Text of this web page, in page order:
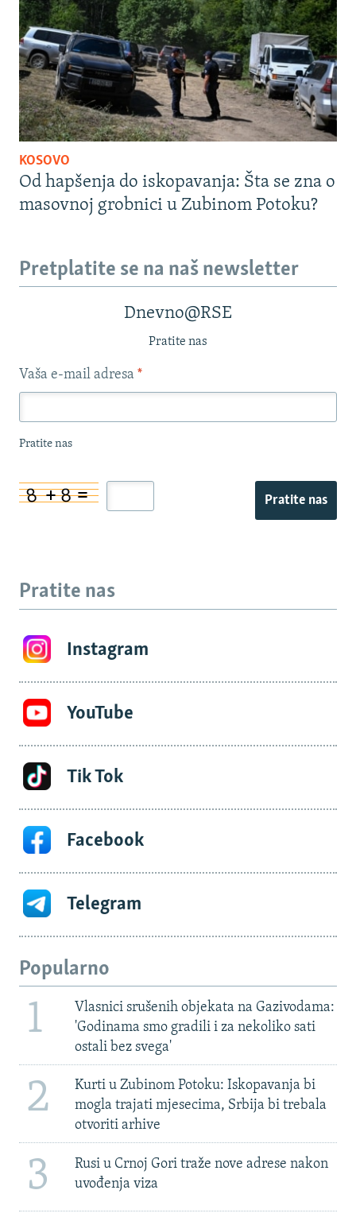
KOSOVO
Od hapšenja do iskopavanja: Šta se zna o
masovnoj grobnici u Zubinom Potoku?
Pretplatite se na naš newsletter
Dnevno@RSE
Pratite nas
Vaša e-mail adresa *
Pratite nas
Pratite nas
Pratite nas
Instagram
YouTube
Tik Tok
Facebook
Telegram
Popularno
1
Vlasnici srušenih objekata na Gazivodama:
'Godinama smo gradili i za nekoliko sati
ostali bez svega'
2
Kurti u Zubinom Potoku: Iskopavanja bi
mogla trajati mjesecima, Srbija bi trebala
otvoriti arhive
3
Rusi u Crnoj Gori traže nove adrese nakon
uvođenja viza